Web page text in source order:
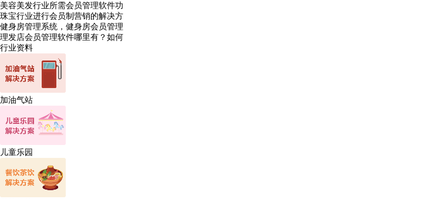
美容美发行业所需会员管理软件功
珠宝行业进行会员制营销的解决方
健身房管理系统，健身房会员管理
理发店会员管理软件哪里有？如何
行业资料
加油气站
儿童乐园